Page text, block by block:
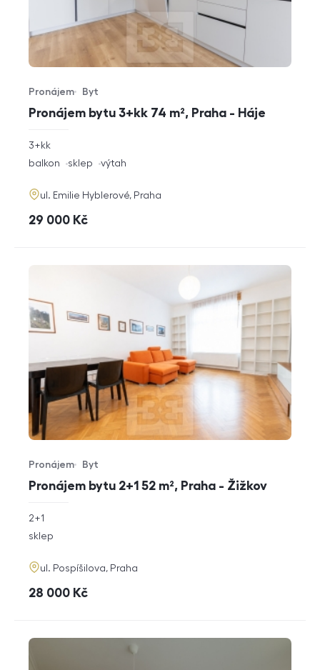
Pronájem bytu 3+kk 74 m², Praha - Háje
Typ nabídky
Pronájem
Typ nemovitosti
Byt
rozměry
3+kk
funkce
balkon sklep výtah
adresa
ul. Emilie Hyblerové, Praha
cena
29 000 Kč
Pronájem bytu 2+1 52 m², Praha - Žižkov
Typ nabídky
Pronájem
Typ nemovitosti
Byt
rozměry
2+1
funkce
sklep
adresa
ul. Pospíšilova, Praha
cena
28 000 Kč